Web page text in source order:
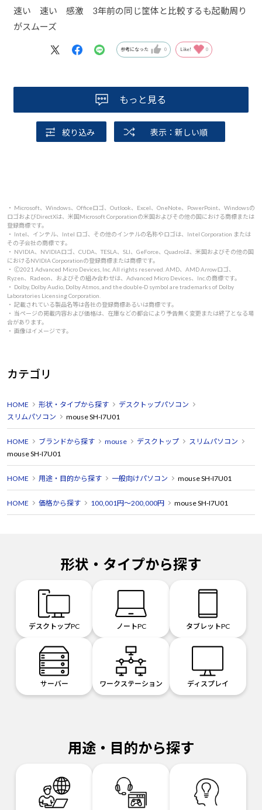
速い 速い 感激 3年前の同じ筐体と比較するも起動周り
がスムーズ
参考になった 0 Like! 0
もっと見る
絞り込み 表示：新しい順
・ Microsoft、Windows、Officeロゴ、Outlook、Excel、OneNote、PowerPoint、Windowsの
ロゴおよびDirectXは、米国Microsoft Corporationの米国およびその他の国における商標または
登録商標です。
・ Intel、インテル、Intel ロゴ、その他のインテルの名称やロゴは、Intel Corporation または
その子会社の商標です。
・ NVIDIA、NVIDIAロゴ、CUDA、TESLA、SLI、GeForce、Quadroは、米国およびその他の国
におけるNVIDIA Corporationの登録商標または商標です。
・ 🄫2021 Advanced Micro Devices, Inc. All rights reserved. AMD、AMD Arrowロゴ、
Ryzen、Radeon、およびその組み合わせは、Advanced Micro Devices、Inc.の商標です。
・ Dolby, Dolby Audio, Dolby Atmos, and the double-D symbol are trademarks of Dolby
Laboratories Licensing Corporation.
・ 記載されている製品名等は各社の登録商標あるいは商標です。
・ 当ページの掲載内容および価格は、在庫などの都合により予告無く変更または終了となる場
合があります。
・ 画像はイメージです。
カテゴリ
HOME 形状・タイプから探す
デスクトップパソコン
スリムパソコン
mouse SH-I7U01
HOME ブランドから探す mouse デスクトップ
スリムパソコン
mouse SH-I7U01
HOME 用途・目的から探す 一般向けパソコン mouse SH-I7U01
HOME 価格から探す 100,001円～200,000円 mouse SH-I7U01
形状・タイプから探す
デスクトップPC ノートPC タブレットPC
サーバー ワークステーション ディスプレイ
用途・目的から探す